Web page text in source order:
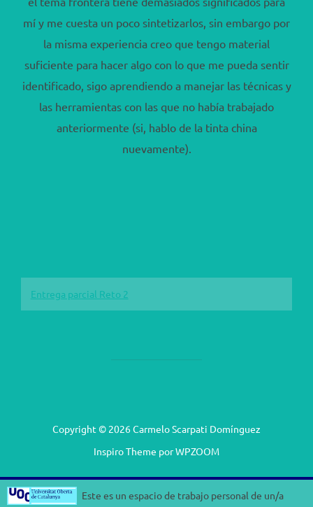
mí y me cuesta un poco sintetizarlos, sin embargo por
la misma experiencia creo que tengo material
suficiente para hacer algo con lo que me pueda sentir
identificado, sigo aprendiendo a manejar las técnicas y
las herramientas con las que no había trabajado
anteriormente (si, hablo de la tinta china
nuevamente).
Entrega parcial Reto 2
Copyright © 2026 Carmelo Scarpati Domínguez
Inspiro Theme porWPZOOM
Este es un espacio de trabajo personal de un/a